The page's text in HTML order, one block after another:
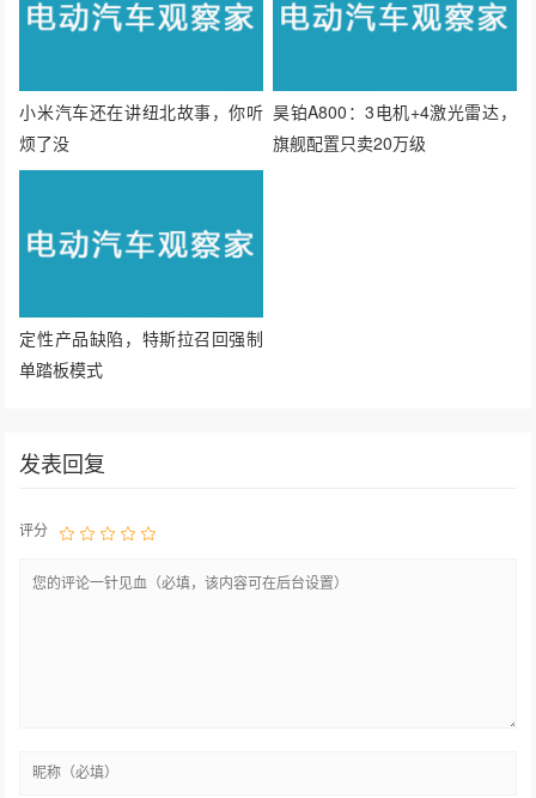
小米汽车还在讲纽北故事，你听
烦了没
昊铂A800：3电机+4激光雷达，
旗舰配置只卖20万级
定性产品缺陷，特斯拉召回强制
单踏板模式
发表回复
评分